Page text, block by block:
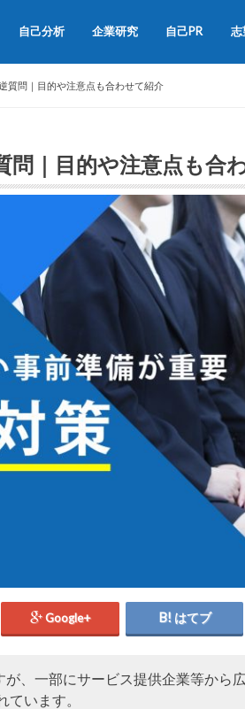
自己分析 企業研究
会社説明会
OB訪問
自己PR
自己PRの書き
自己PRの例文
志
志
志
質問｜目的や注意点も合わせて紹介
問｜目的や注意点も合
Google+ はてブ
、一部にサービス提供企業等から
います。